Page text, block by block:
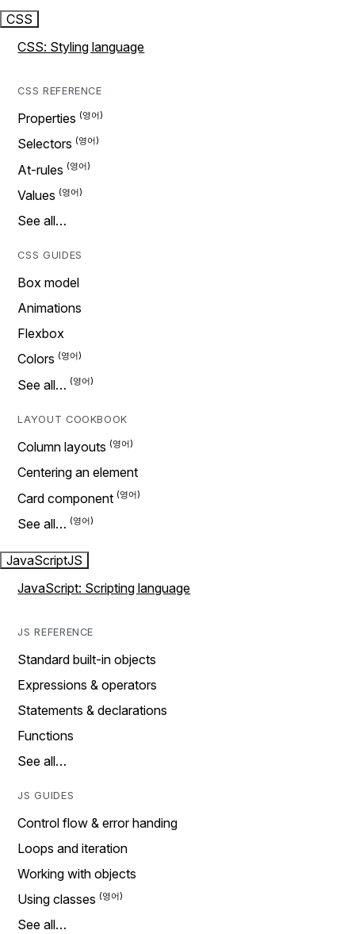
CSS
CSS: Styling language
CSS REFERENCE
Properties
Selectors
At-rules
Values
See all…
CSS GUIDES
Box model
Animations
Flexbox
Colors
See all…
LAYOUT COOKBOOK
Column layouts
Centering an element
Card component
See all…
JavaScriptJS
JavaScript: Scripting language
JS REFERENCE
Standard built-in objects
Expressions & operators
Statements & declarations
Functions
See all…
JS GUIDES
Control flow & error handing
Loops and iteration
Working with objects
Using classes
See all…